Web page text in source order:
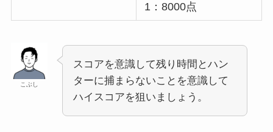
1：8000点
こぶし
スコアを意識して残り時間とハン
ターに捕まらないことを意識して
ハイスコアを狙いましょう。